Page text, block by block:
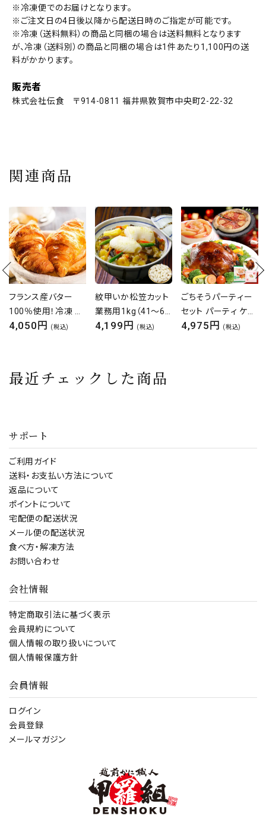
※冷凍便でのお届けとなります。
※ご注文日の4日後以降から配送日時のご指定が可能です。
※冷凍（送料無料）の商品と同梱の場合は送料無料となります
が、冷凍（送料別）の商品と同梱の場合は1件あたり1,100円の送
料がかかります。
販売者
株式会社伝食 〒914-0811 福井県敦賀市中央町2-22-32
関連商品
紋甲いか松笠カット
業務用1kg（41～60
個入り）
4,199円 (税込)
ごちそうパーティー
セット パーティ ケー
キ ローストチキン
取り寄せ グルメ 人
4,975円 (税込)
国産＆天然 無塩 骨
取りぶり ブリ 鰤 切
身1kg食べ放題（約
5,980円 (税込)
最近チェックした商品
サポート
ご利用ガイド
送料・お支払い方法について
返品について
ポイントについて
宅配便の配送状況
メール便の配送状況
食べ方・解凍方法
お問い合わせ
会社情報
特定商取引法に基づく表示
会員規約について
個人情報の取り扱いについて
個人情報保護方針
会員情報
ログイン
会員登録
メールマガジン